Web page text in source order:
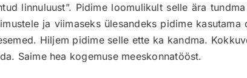
linnuluust”. Pidime loomulikult selle ära
ja viimaseks ülesandeks pidime
Hiljem pidime selle ette ka kandma.
Saime hea kogemuse meeskonnatööst.